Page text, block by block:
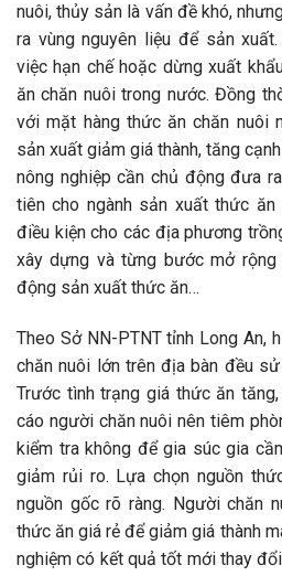
nuôi, thủy sản là vấn đề khó,
ra vùng nguyên liệu để sản
việc hạn chế hoặc dừng xuất
ăn chăn nuôi trong nước. Đồng
với mặt hàng thức ăn chăn nuôi
sản xuất giảm giá thành, tăng
nông nghiệp cần chủ động đưa
tiên cho ngành sản xuất thức ăn
điều kiện cho các địa phương
xây dựng và từng bước mở rộng
động sản xuất thức ăn…
Theo Sở NN-PTNT tỉnh Long An,
chăn nuôi lớn trên địa bàn đều
Trước tình trạng giá thức ăn
cáo người chăn nuôi nên tiêm
kiểm tra không để gia súc gia
giảm rủi ro. Lựa chọn nguồn
nguồn gốc rõ ràng. Người chăn
thức ăn giá rẻ để giảm giá thành
nghiệm có kết quả tốt mới thay